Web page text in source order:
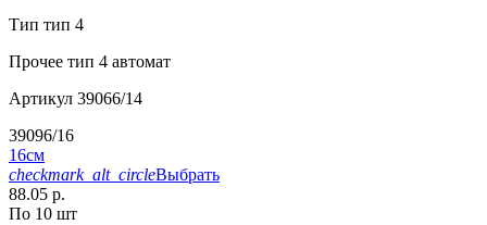
Тип тип 4
Прочее тип 4 автомат
Артикул 39066/14
39096/16
16см
checkmark_alt_circleВыбрать
88.05 р.
По 10 шт